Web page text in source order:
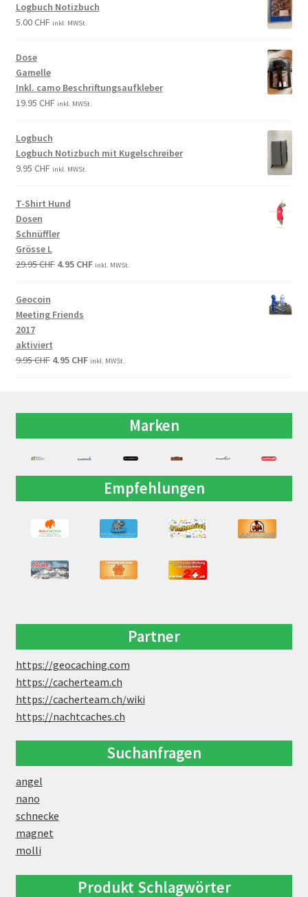
Logbuch Notizbuch
5.00CHF inkl. MWSt.
Dose
Gamelle
Inkl. camo Beschriftungsaufkleber
19.95 CHF inkl. MWSt.
Logbuch
Logbuch Notizbuch mit Kugelschreiber
9.95 CHF inkl. MWSt.
T-Shirt Hund
Dosen
Schnüffler
Grösse L
29.95CHF 4.95 CHF inkl. MWSt.
Geocoin
Meeting Friends
2017
aktiviert
9.95CHF 4.95 CHF inkl. MWSt.
Marken
Empfehlungen
Partner
https://geocaching.com
https://cacherteam.ch
https://cacherteam.ch/wiki
https://nachtcaches.ch
Suchanfragen
angel
nano
schnecke
magnet
molli
Produkt Schlagwörter